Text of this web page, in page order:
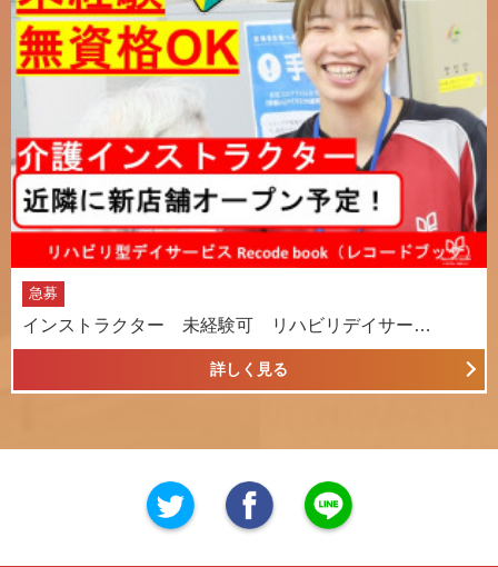
急募
インストラクター 未経験可 リハビリデイサー…
詳しく見る